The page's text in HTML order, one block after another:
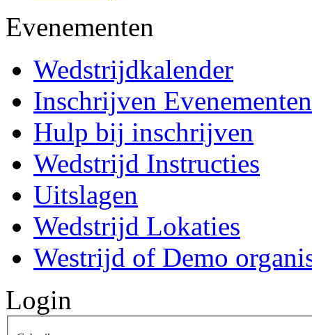
Evenementen
Wedstrijdkalender
Inschrijven Evenementen
Hulp bij inschrijven
Wedstrijd Instructies
Uitslagen
Wedstrijd Lokaties
Westrijd of Demo
Login